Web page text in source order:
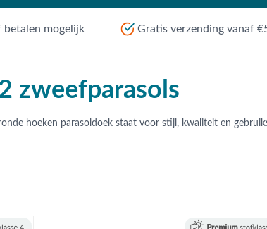
betalen mogelijk Gratis verzending vanaf
zweefparasols